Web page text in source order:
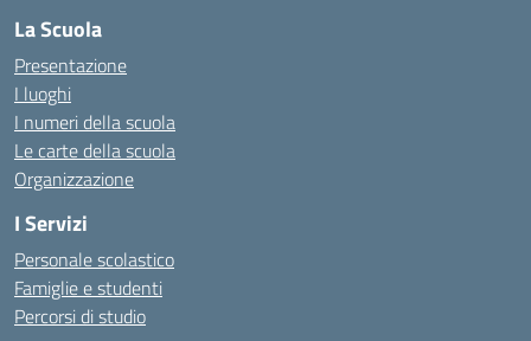
La Scuola
Presentazione
I luoghi
I numeri della scuola
Le carte della scuola
Organizzazione
I Servizi
Personale scolastico
Famiglie e studenti
Percorsi di studio